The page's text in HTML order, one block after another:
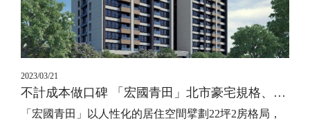
2023/03/21
不計成本做口碑 「宏國青田」北市豪宅規格、101原班人馬
「宏國青田」以人性化的居住空間擘劃22坪2房格局，